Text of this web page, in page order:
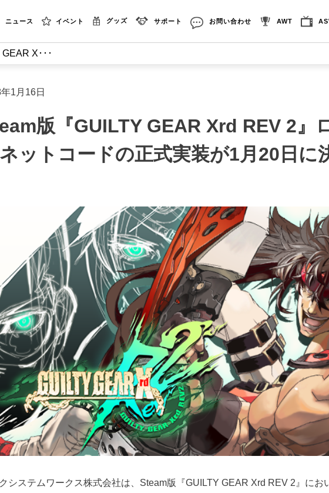
ニュース イベント グッズ サポート お問い合わせ AWT
X･･･
1月16日
版『GUILTY GEAR Xrd REV 2』
ットコードの正式実装が1月20日に
システムワークス株式会社は、Steam版『GUILTY GEAR Xrd REV 2』にお